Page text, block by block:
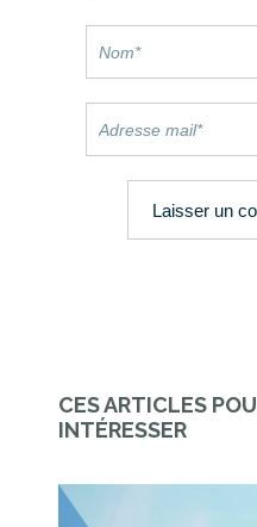
CES ARTICLES
INTÉRESSER